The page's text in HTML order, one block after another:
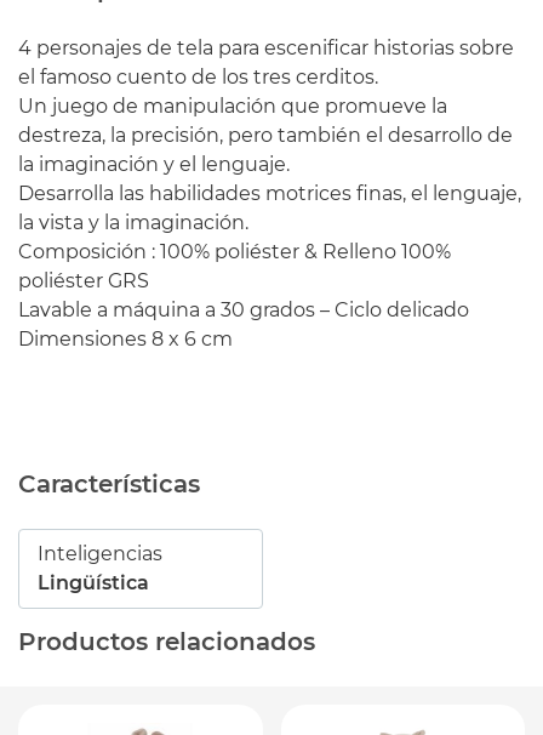
4 personajes de tela para escenificar historias sobre
el famoso cuento de los tres cerditos.
Un juego de manipulación que promueve la
destreza, la precisión, pero también el desarrollo de
la imaginación y el lenguaje.
Desarrolla las habilidades motrices finas, el lenguaje,
la vista y la imaginación.
Composición : 100% poliéster & Relleno 100%
poliéster GRS
Lavable a máquina a 30 grados – Ciclo delicado
Dimensiones 8 x 6 cm
Características
Inteligencias
Lingüística
Productos relacionados